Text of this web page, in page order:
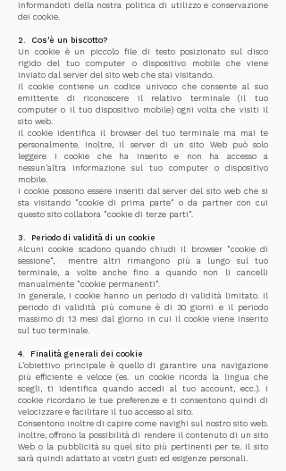
informandoti della nostra politica di utilizzo e conservazione
dei cookie.
2.
Cos'è un biscotto?
Un cookie è un piccolo file di testo posizionato sul disco
rigido del tuo computer o dispositivo mobile che viene
inviato dal server del sito web che stai visitando.
Il cookie contiene un codice univoco che consente al suo
emittente di riconoscere il relativo terminale (il tuo
computer o il tuo dispositivo mobile) ogni volta che visiti il
sito web.
Il cookie identifica il browser del tuo terminale ma mai te
personalmente. Inoltre, il server di un sito Web può solo
leggere i cookie che ha inserito e non ha accesso a
nessun'altra informazione sul tuo computer o dispositivo
mobile.
I cookie possono essere inseriti dal server del sito web che si
sta visitando "cookie di prima parte" o da partner con cui
questo sito collabora "cookie di terze parti".
3.
Periodo di validità di un cookie
Alcuni cookie scadono quando chiudi il browser "cookie di
sessione",
mentre altri rimangono più a lungo sul tuo
terminale, a volte anche fino a quando non li cancelli
manualmente "cookie permanenti".
In generale, i cookie hanno un periodo di validità limitato. Il
periodo di validità più comune è di 30 giorni e il periodo
massimo di 13 mesi dal giorno in cui il cookie viene inserito
sul tuo terminale.
4.
Finalità generali dei cookie
L'obiettivo principale è quello di garantire una navigazione
più efficiente e veloce (es. un cookie ricorda la lingua che
scegli, ti identifica quando accedi al tuo account, ecc.). I
cookie ricordano le tue preferenze e ti consentono quindi di
velocizzare e facilitare il tuo accesso al sito.
Consentono inoltre di capire come navighi sul nostro sito web.
Inoltre, offrono la possibilità di rendere il contenuto di un sito
Web o la pubblicità su quel sito più pertinenti per te. Il sito
sarà quindi adattato ai vostri gusti ed esigenze personali.